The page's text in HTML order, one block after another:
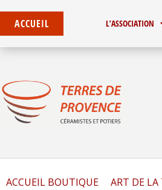
contenu
ACCUEIL L’ASSOCIATION
ACCUEIL BOUTIQUE ART DE